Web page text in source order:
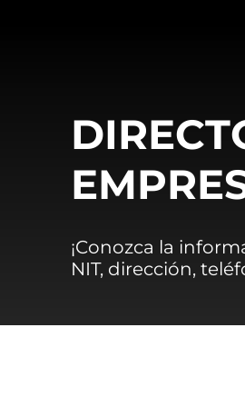
¡Conozca la
NIT, dirección,